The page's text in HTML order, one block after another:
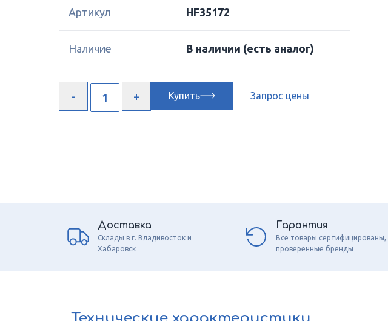
Артикул HF35172
Наличие В наличии (есть аналог)
Купить Запрос цены
Доставка
Склады в г. Владивосток и
Хабаровск
Гарантия
Все товары сертифицированы,
проверенные бренды